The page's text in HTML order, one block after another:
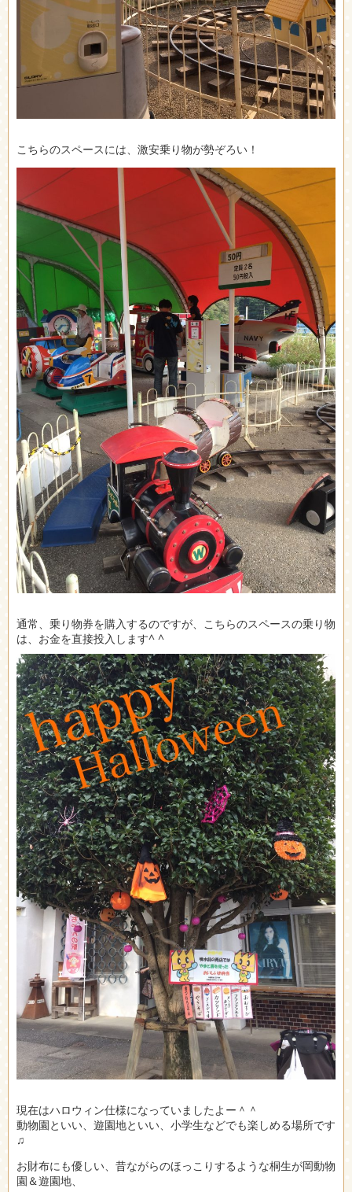
こちらのスペースには、激安乗り物が勢ぞろい！
通常、乗り物券を購入するのですが、こちらのスペースの乗り物
は、お金を直接投入します^ ^
現在はハロウィン仕様になっていましたよー＾＾
動物園といい、遊園地といい、小学生などでも楽しめる場所です
♫
お財布にも優しい、昔ながらのほっこりするような桐生が岡動物
園＆遊園地、